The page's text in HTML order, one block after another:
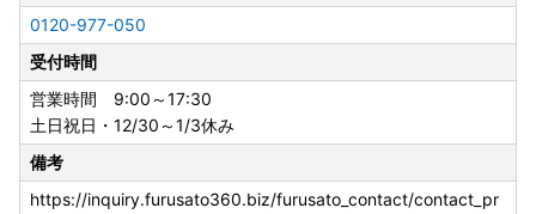
0120-977-050
受付時間
営業時間 9:00～17:30
土日祝日・12/30～1/3休み
備考
https://inquiry.furusato360.biz/furusato_contact/contact_pr